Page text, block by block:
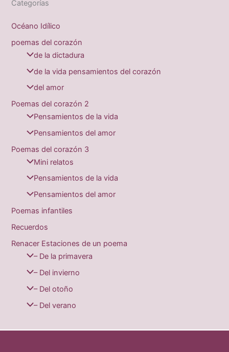
Categorías
Océano Idílico
poemas del corazón
de la dictadura
de la vida pensamientos del corazón
del amor
Poemas del corazón 2
Pensamientos de la vida
Pensamientos del amor
Poemas del corazón 3
Mini relatos
Pensamientos de la vida
Pensamientos del amor
Poemas infantiles
Recuerdos
Renacer Estaciones de un poema
– De la primavera
– Del invierno
– Del otoño
– Del verano